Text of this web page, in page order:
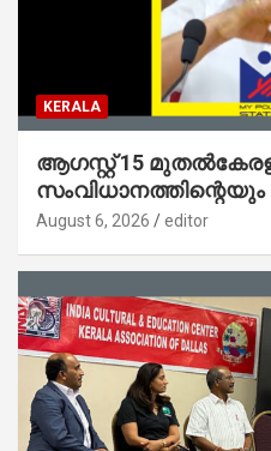
KERALA
ആഗസ്റ്റ് 15
സ്റ്റേഷനുകളുടെയും
August 6, 2026 editor